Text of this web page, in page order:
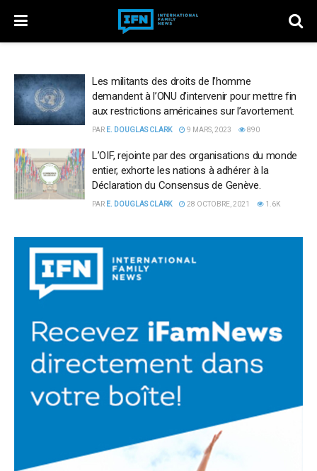
Les militants des droits de l’homme
demandent à l’ONU d’intervenir pour mettre fin
aux restrictions américaines sur l’avortement.
PAR E. DOUGLAS CLARK 9 MARS, 2023 890
L’OIF, rejointe par des organisations du monde
entier, exhorte les nations à adhérer à la
Déclaration du Consensus de Genève.
PAR E. DOUGLAS CLARK 28 OCTOBRE, 2021 1.6K